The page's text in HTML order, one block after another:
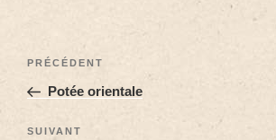
PRÉCÉDENT
Potée orientale
SUIVANT